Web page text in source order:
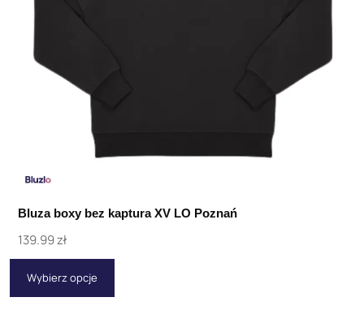
Bluza boxy bez kaptura XV LO Poznań
139.99zł
Wybierz opcje